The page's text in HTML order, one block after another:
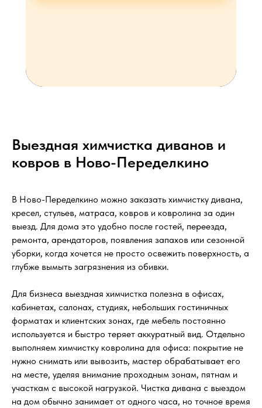
Выездная химчистка диванов и
ковров в Ново-Переделкино
В Ново-Переделкино можно заказать химчистку дивана,
кресел, стульев, матраса, ковров и ковролина за один
выезд. Для дома это удобно после гостей, переезда,
ремонта, арендаторов, появления запахов или сезонной
уборки, когда хочется не просто освежить поверхность, а
глубже вымыть загрязнения из обивки.
Для бизнеса выездная химчистка полезна в офисах,
кабинетах, салонах, студиях, небольших гостиничных
форматах и клиентских зонах, где мебель постоянно
используется и быстро теряет аккуратный вид. Отдельно
выполняем химчистку ковролина для офиса: покрытие не
нужно снимать или вывозить, мастер обрабатывает его
на месте, уделяя внимание проходным зонам, пятнам и
участкам с высокой нагрузкой. Чистка дивана с выездом
на дом обычно занимает от одного часа, но точное время